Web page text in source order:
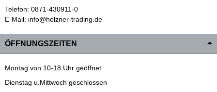
Telefon: 0871-430911-0
E-Mail: info@holzner-trading.de
ÖFFNUNGSZEITEN
Montag von 10-18 Uhr geöffnet
Dienstag u.Mittwoch geschlossen